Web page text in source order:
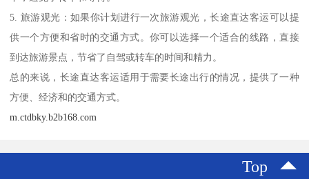
5. 旅游观光：如果你计划进行一次旅游观光，长途直达客运可以提
供一个方便和省时的交通方式。你可以选择一个适合的线路，直接
到达旅游景点，节省了自驾或转车的时间和精力。
总的来说，长途直达客运适用于需要长途出行的情况，提供了一种
方便、经济和的交通方式。
m.ctdbky.b2b168.com
Top